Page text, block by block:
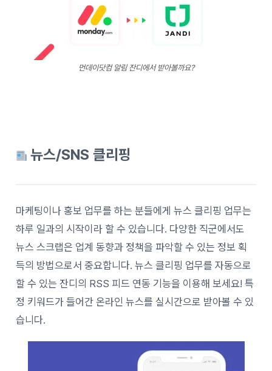
먼데이닷컴 알림 잔디에서 받아볼까요?
뉴스/SNS 클리핑
마케팅이나 홍보 업무를 하는 분들에게 뉴스 클리핑 업무는
하루 일과의 시작이라 할 수 있습니다. 다양한 직군에서도
뉴스 스크랩은 업계 동향과 정책을 파악할 수 있는 정보 획
득의 방법으로서 중요합니다. 뉴스 클리핑 업무를 자동으로
할 수 있는 잔디의 RSS 피드 연동 기능을 이용해 보세요! 특
정 키워드가 들어간 온라인 뉴스를 실시간으로 받아볼 수 있
습니다.